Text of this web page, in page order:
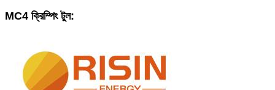
MC4 ক্রিম্পিং টুল: